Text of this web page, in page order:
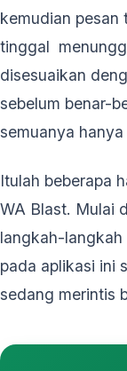
kemudian pesan
tinggal
disesuaikan
sebelum benar-
semuanya
Itulah beberapa
WA Blast. Mulai
langkah-
pada aplikasi ini
sedang merintis